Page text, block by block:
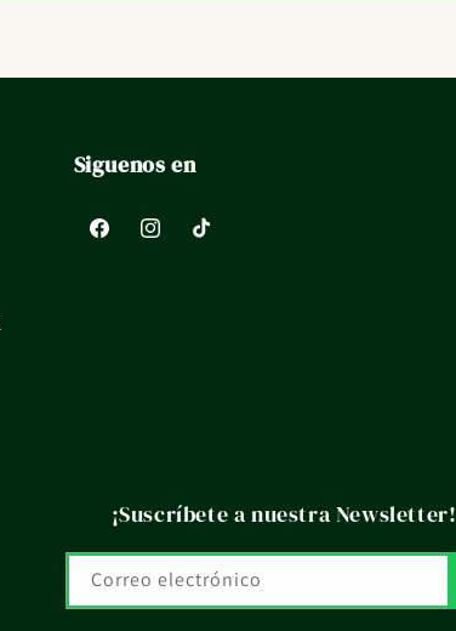
Siguenos en
FacebookInstagramTikTok
¡Suscríbete a nuestra Newsletter!
Correo electrónico